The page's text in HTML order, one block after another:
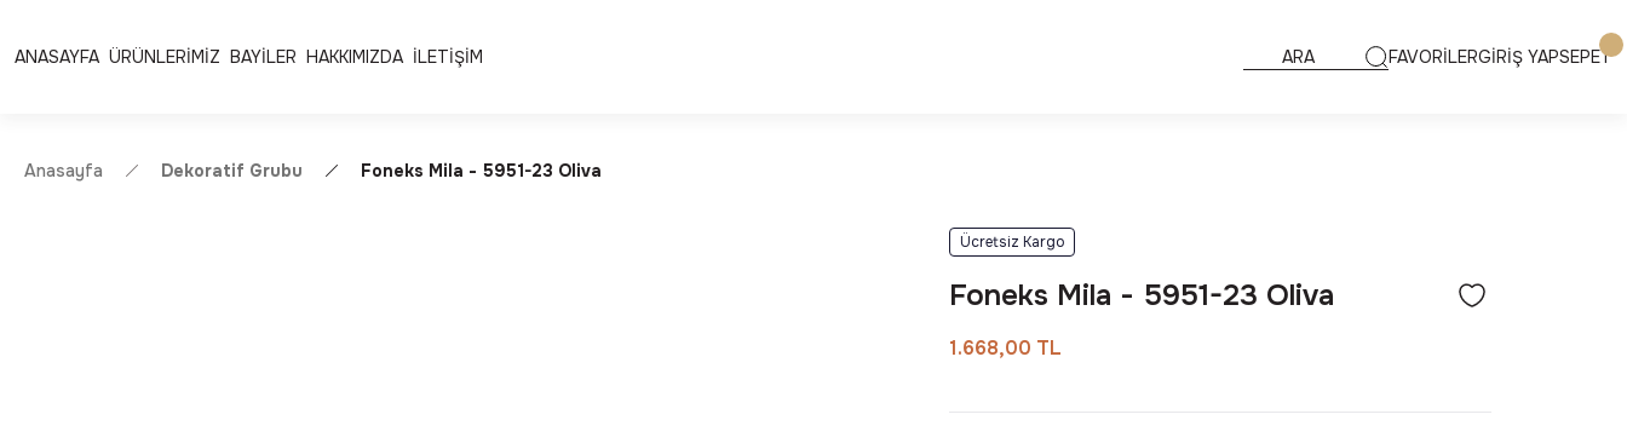
ANASAYFA ÜRÜNLERİMİZ BAYİLER HAKKIMIZDA İLETİŞİM FAVORİLERGİRİŞ YAPSEPET
Anasayfa Dekoratif Grubu Foneks Mila - 5951-23 Oliva
Ücretsiz Kargo
Foneks Mila - 5951-23 Oliva
1.668,00 TL